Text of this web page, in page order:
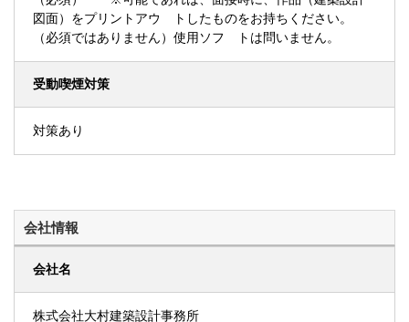
図面）をプリントアウ トしたものをお持ちください。
（必須ではありません）使用ソフ トは問いません。
受動喫煙対策
対策あり
会社情報
会社名
株式会社大村建築設計事務所